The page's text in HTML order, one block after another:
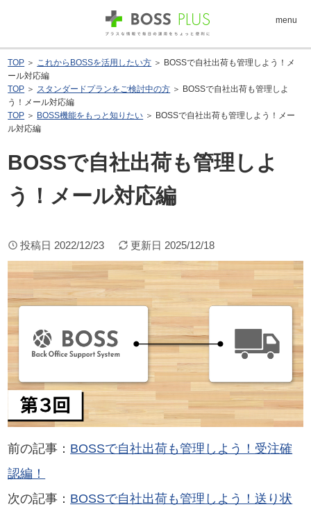
menu
TOP ＞ これからBOSSを活用したい方 ＞ BOSSで自社出荷も管理しよう！メ
ール対応編
TOP ＞ スタンダードプランをご検討中の方 ＞ BOSSで自社出荷も管理しよ
う！メール対応編
TOP ＞ BOSS機能をもっと知りたい ＞ BOSSで自社出荷も管理しよう！メー
ル対応編
BOSSで自社出荷も管理しよ
う！メール対応編
投稿日 2022/12/23 更新日 2025/12/18
前の記事： BOSSで自社出荷も管理しよう！受注確
認編！
次の記事： BOSSで自社出荷も管理しよう！送り状